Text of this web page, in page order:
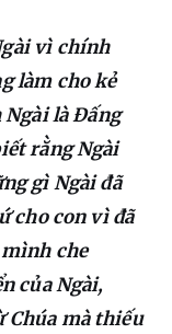
vì chính
làm cho kẻ
Ngài là Đấng
rằng Ngài
gì Ngài đã
cho con vì đã
che
của Ngài,
Chúa mà thiếu